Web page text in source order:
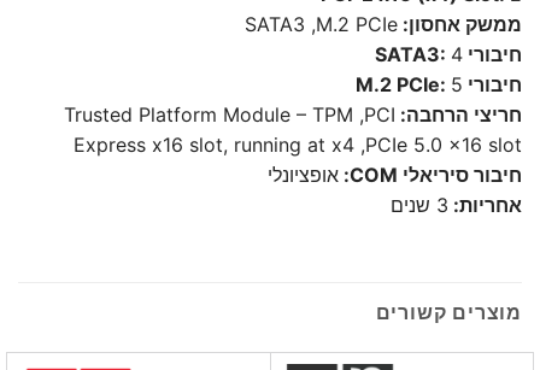
ממשק אחסון: SATA3 ,M.2 PCIe
חיבורי SATA3: 4
חיבורי M.2 PCIe: 5
חריצי הרחבה: Trusted Platform Module – TPM ,PCI
Express x16 slot, running at x4 ,PCIe 5.0 x16 slot
חיבור סיריאלי COM:
אופציונלי
אחריות: 3 שנים
מוצרים קשורים